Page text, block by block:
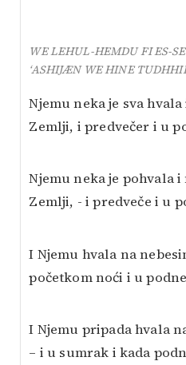
WE LEHUL-HEMDU FI ES-
‘ASHIJÆN WE HINE
Njemu neka je sva
Zemlji, i predvečer i u
Njemu neka je pohvala
Zemlji, - i predveče i u
I Njemu hvala na
početkom noći i u
I Njemu pripada hvala
– i u sumrak i kada